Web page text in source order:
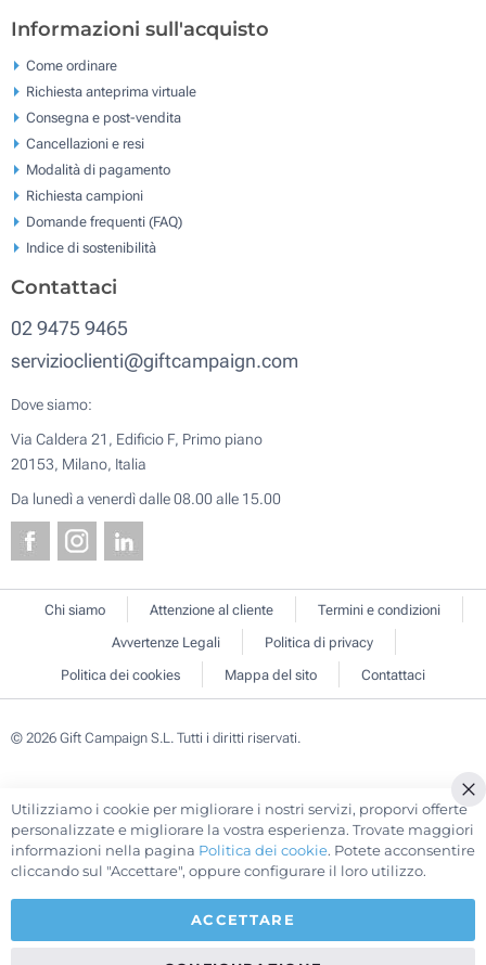
Informazioni sull'acquisto
Come ordinare
Richiesta anteprima virtuale
Consegna e post-vendita
Cancellazioni e resi
Modalità di pagamento
Richiesta campioni
Domande frequenti (FAQ)
Indice di sostenibilità
Contattaci
02 9475 9465
servizioclienti@giftcampaign.com
Dove siamo:
Via Caldera 21, Edificio F, Primo piano
20153, Milano, Italia
Da lunedì a venerdì dalle 08.00 alle 15.00
Chi siamo Attenzione al cliente
Termini e condizioni
Avvertenze Legali
Politica di privacy
Politica dei cookies
Mappa del sito Contattaci
© 2026 Gift Campaign S.L. Tutti i diritti riservati.
Utilizziamo i cookie per migliorare i nostri servizi, proporvi offerte
personalizzate e migliorare la vostra esperienza. Trovate maggiori
informazioni nella pagina Politica dei cookie. Potete acconsentire
cliccando sul "Accettare", oppure configurare il loro utilizzo.
ACCETTARE